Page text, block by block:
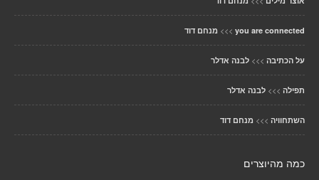
you are connected
>>> מנחם דוד
על הכתיבה >>> לבנה אדלר
תפילה >>> לבנה אדלר
השתחוויה >>> מנחם דוד
כמה מהיוצרים